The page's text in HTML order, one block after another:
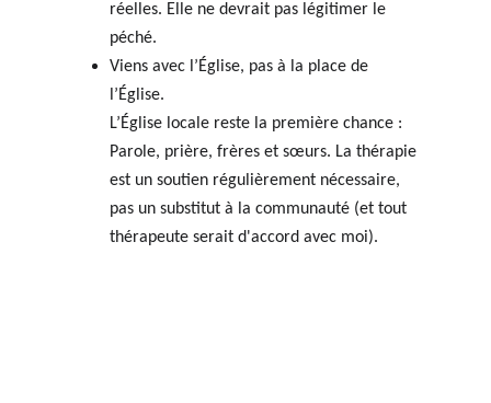
réelles. Elle ne devrait pas légitimer le
péché.
Viens avec l’Église, pas à la place de
l’Église.
L’Église locale reste la première chance :
Parole, prière, frères et sœurs. La thérapie
est un soutien régulièrement nécessaire,
pas un substitut à la communauté (et tout
thérapeute serait d'accord avec moi).